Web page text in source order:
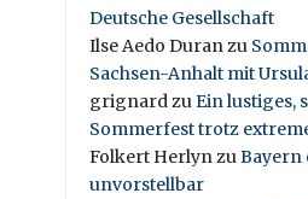
Deutsche Gesellschaft
Ilse Aedo Duranzu
Sachsen-Anhalt mit
grignardzuEin lustiges,
Sommerfest trotz
Folkert HerlynzuBayern
unvorstellbar